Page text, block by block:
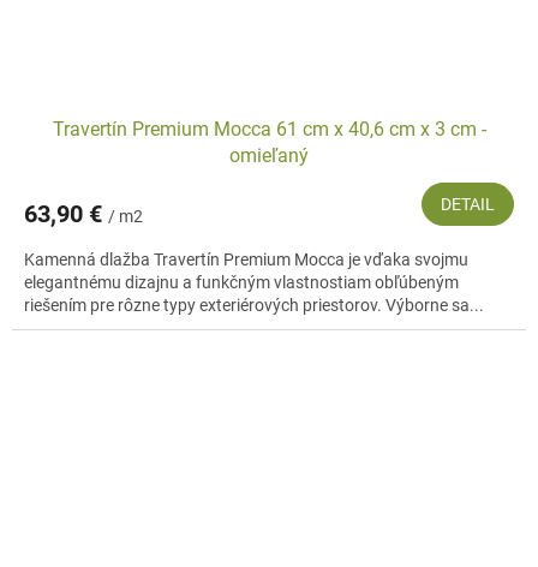
Travertín Premium Mocca 61 cm x 40,6 cm x 3 cm -
omieľaný
63,90 € / m2
DETAIL
Kamenná dlažba Travertín Premium Mocca je vďaka svojmu
elegantnému dizajnu a funkčným vlastnostiam obľúbeným
riešením pre rôzne typy exteriérových priestorov. Výborne sa...